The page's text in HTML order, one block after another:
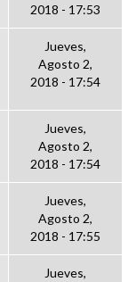
2018 - 17:53
Jueves,
Agosto 2,
2018 - 17:54
Jueves,
Agosto 2,
2018 - 17:54
Jueves,
Agosto 2,
2018 - 17:55
Jueves,